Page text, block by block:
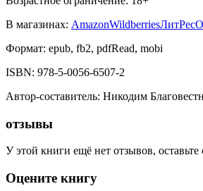
В магазинах: AmazonWildberriesЛитРес
Формат: epub, fb2, pdfRead, mobi
ISBN: 978-5-0056-6507-2
Автор-составитель: Никодим
отзывы
У этой книги ещё нет отзывов,
Оцените книгу